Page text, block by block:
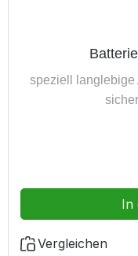
speziell langlebige
In
Vergleichen